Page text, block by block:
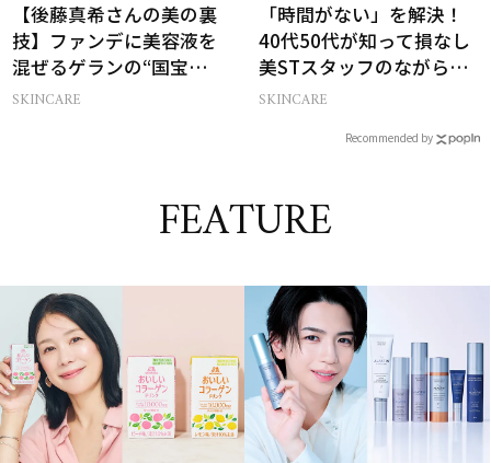
【後藤真希さんの美の裏
技】ファンデに美容液を
混ぜるゲランの“国宝
級”ツヤ肌術
SKINCARE
「時間がない」を解決！
40代50代が知って損なし
美STスタッフのながら美
顔器術
SKINCARE
Recommended by
FEATURE